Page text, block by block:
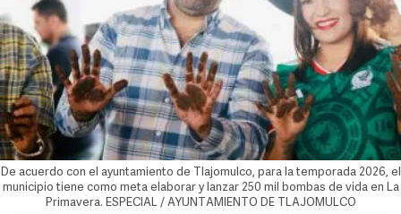
De acuerdo con el ayuntamiento de Tlajomulco, para la temporada 2026, el
municipio tiene como meta elaborar y lanzar 250 mil bombas de vida en La
Primavera. ESPECIAL / AYUNTAMIENTO DE TLAJOMULCO